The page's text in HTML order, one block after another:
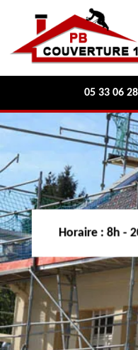
05 33 06
Horaire : 8h -